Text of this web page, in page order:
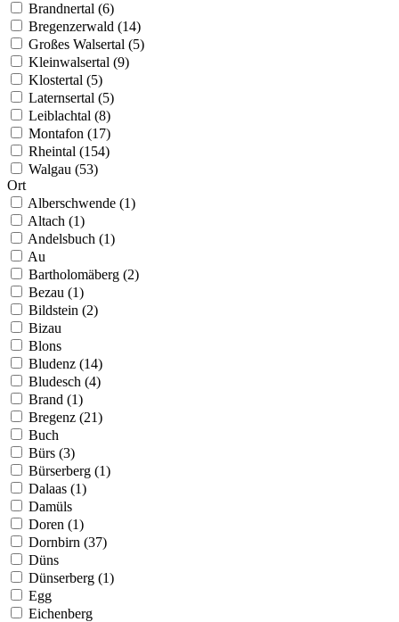
Brandnertal (6)
Bregenzerwald (14)
Großes Walsertal (5)
Kleinwalsertal (9)
Klostertal (5)
Laternsertal (5)
Leiblachtal (8)
Montafon (17)
Rheintal (154)
Walgau (53)
Ort
Alberschwende (1)
Altach (1)
Andelsbuch (1)
Au
Bartholomäberg (2)
Bezau (1)
Bildstein (2)
Bizau
Blons
Bludenz (14)
Bludesch (4)
Brand (1)
Bregenz (21)
Buch
Bürs (3)
Bürserberg (1)
Dalaas (1)
Damüls
Doren (1)
Dornbirn (37)
Düns
Dünserberg (1)
Egg
Eichenberg